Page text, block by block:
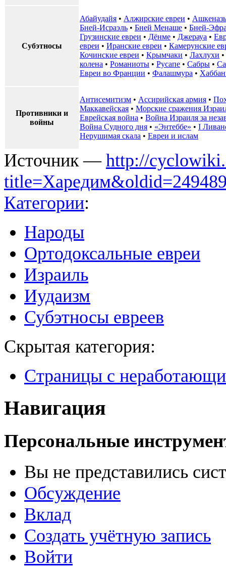
Субэтносы
Абайудайя • Алжирские евреи •
Бней-Исраэль • Бней Менаше • Бней-
Грузинские евреи • Дёнме • Джерауа •
евреи • Иранские евреи • Камерунские
Кочинские евреи • Крымчаки • Лахлухи •
колена • Романиоты • Русапе • Сабры •
Евреи во Франции • Фалашмура •
Противники и
войны
Антисемитизм • Ассирийская армия •
Маккавейская • Морские сражения
Еврейская война • Война Израиля за
Война Судного дня • «Энтеббе» • I
Нерушимая скала • Евреи и ислам
Источник — http://
Категории:
Народы
Ортодоксальные евреи
Израиль
Иудаизм
Субэтносы евреев
Скрытая категория:
Страницы с
Навигация
Персональные
Вы не представились
Обсуждение
Вклад
Создать учётную запись
Войти